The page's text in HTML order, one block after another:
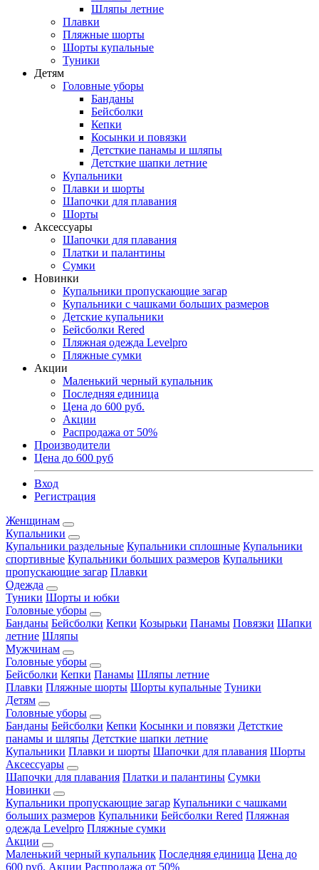
Шляпы летние
Плавки
Пляжные шорты
Шорты купальные
Туники
Детям
Головные уборы
Банданы
Бейсболки
Кепки
Косынки и повязки
Детсткие панамы и шляпы
Детсткие шапки летние
Купальники
Плавки и шорты
Шапочки для плавания
Шорты
Аксессуары
Шапочки для плавания
Платки и палантины
Сумки
Новинки
Купальники пропускающие загар
Купальники с чашками больших размеров
Детские купальники
Бейсболки Rered
Пляжная одежда Levelpro
Пляжные сумки
Акции
Маленький черный купальник
Последняя единица
Цена до 600 руб.
Акции
Распродажа от 50%
Производители
Цена до 600 руб
Вход
Регистрация
Женщинам
Купальники
Купальники раздельные Купальники сплошные Купальники
спортивные Купальники больших размеров Купальники
пропускающие загар Плавки
Одежда
Туники Шорты и юбки
Головные уборы
Банданы Бейсболки Кепки Козырьки Панамы Повязки Шапки
летние Шляпы
Мужчинам
Головные уборы
Бейсболки Кепки Панамы Шляпы летние
Плавки Пляжные шорты Шорты купальные Туники
Детям
Головные уборы
Банданы Бейсболки Кепки Косынки и повязки Детсткие
панамы и шляпы Детсткие шапки летние
Купальники Плавки и шорты Шапочки для плавания Шорты
Аксессуары
Шапочки для плавания Платки и палантины Сумки
Новинки
Купальники пропускающие загар Купальники с чашками
больших размеров Купальники Бейсболки Rered Пляжная
одежда Levelpro Пляжные сумки
Акции
Маленький черный купальник Последняя единица Цена до
600 руб. Акции Распродажа от 50%